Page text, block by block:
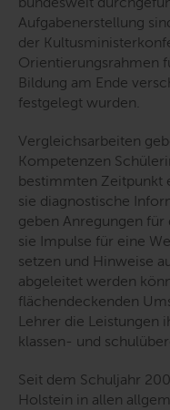
Aufgabenerstellung
der
Orientierungsrahmen
Bildung am Ende
festgelegt wurden.
Vergleichsarbeiten
Kompetenzen
bestimmten Zeitpunkt
sie diagnostische
geben Anregungen
sie Impulse für eine
setzen und Hinweise
abgeleitet werden
flächendeckenden
Lehrer die Leistungen
klassen- und
Seit dem Schuljahr
Holstein in allen